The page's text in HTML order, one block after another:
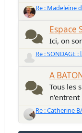
Re : Madeleine
Espace
Ici, on
Re : SONDAGE :
A
Tous les
n'entrent
Re : Catherine